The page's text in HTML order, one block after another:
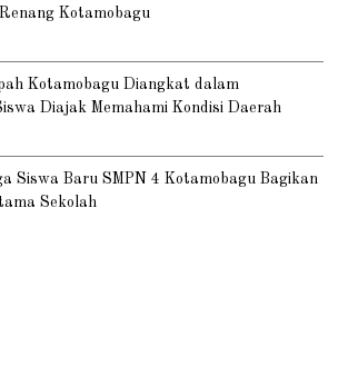
Kotamobagu
Kotamobagu Diangkat dalam
Diajak Memahami Kondisi Daerah
Siswa Baru SMPN 4 Kotamobagu Bagikan
Sekolah